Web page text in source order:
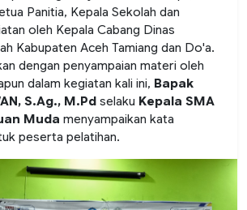
Panitia, Kepala Sekolah dan
oleh Kepala Cabang Dinas
Kabupaten Aceh Tamiang dan Do'a.
dengan penyampaian materi oleh
dalam kegiatan kali ini, Bapak
S.Ag., M.Pd selaku Kepala SMA
Muda menyampaikan kata
peserta pelatihan.